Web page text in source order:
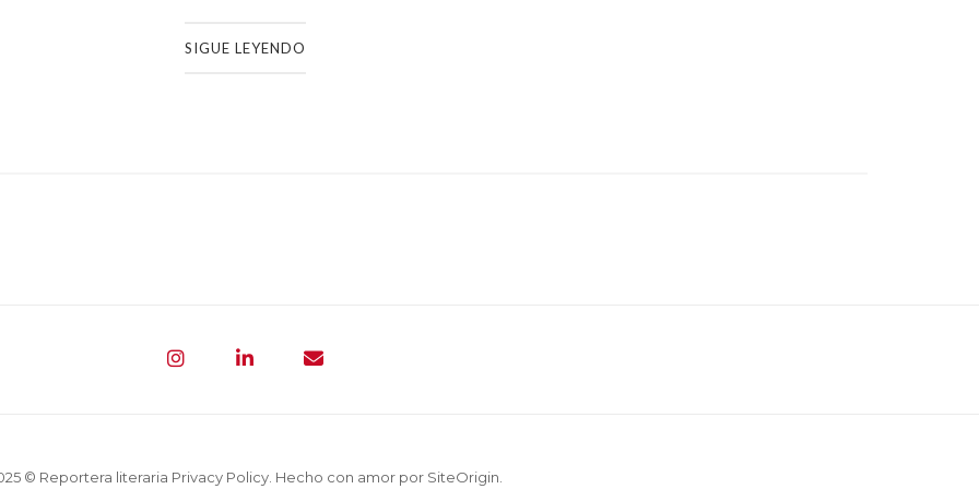
SIGUE LEYENDO
© Reportera literaria Privacy Policy. Hecho con amor por SiteOrigin.